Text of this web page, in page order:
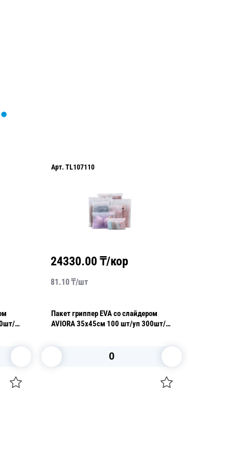
Арт. TL107110
24330.00 ₸/кор
81.10₸/шт
Пакет гриппер EVA со слайдером
AVIORA 35х45см 100 шт/уп 300шт/